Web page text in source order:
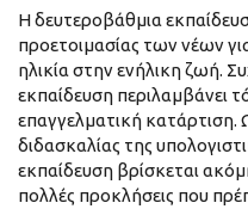
Η δευτεροβάθμια
προετοιμασίας των νέων
ηλικία στην ενήλικη ζωή.
εκπαίδευση περιλαμβάνει
επαγγελματική
διδασκαλίας της
εκπαίδευση βρίσκεται
πολλές προκλήσεις που